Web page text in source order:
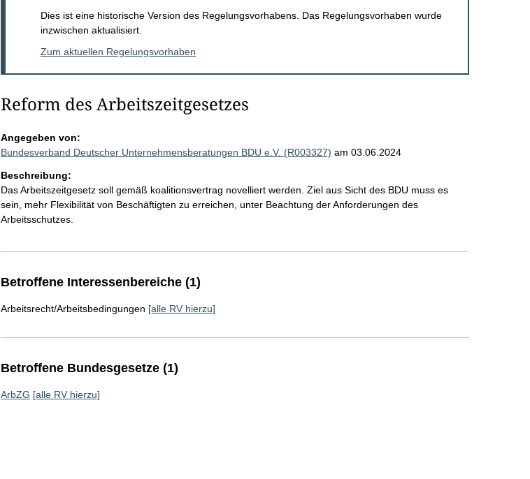
Dies ist eine historische Version des Regelungsvorhabens. Das Regelungsvorhaben wurde
inzwischen aktualisiert.
Zum aktuellen Regelungsvorhaben
Reform des Arbeitszeitgesetzes
Angegeben von:
Bundesverband Deutscher Unternehmensberatungen BDU e.V. (R003327) am 03.06.2024
Beschreibung:
Das Arbeitszeitgesetz soll gemäß koalitionsvertrag novelliert werden. Ziel aus Sicht des BDU muss es
sein, mehr Flexibilität von Beschäftigten zu erreichen, unter Beachtung der Anforderungen des
Arbeitsschutzes.
Betroffene Interessenbereiche (1)
Arbeitsrecht/Arbeitsbedingungen [alle RV hierzu]
Betroffene Bundesgesetze (1)
ArbZG [alle RV hierzu]